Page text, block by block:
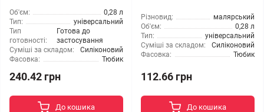
Об'єм:
0,28 л
Тип:
універсальний
Тип
готовності:
Готова до
застосування
Суміші за складом:
Силіконовий
Фасовка:
Тюбик
240.42 грн
До кошика
Різновид:
малярський
Об'єм:
0,28 л
Тип:
універсальний
Суміші за складом:
Силіконовий
Фасовка:
Тюбик
112.66 грн
До кошика